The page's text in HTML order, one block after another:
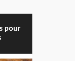
pour